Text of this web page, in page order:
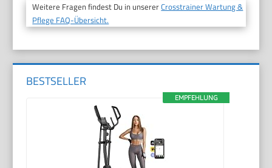
Weitere Fragen findest Du in unsererCrosstrainer Wartung &
Pflege FAQ-Übersicht.
BESTSELLER
EMPFEHLUNG